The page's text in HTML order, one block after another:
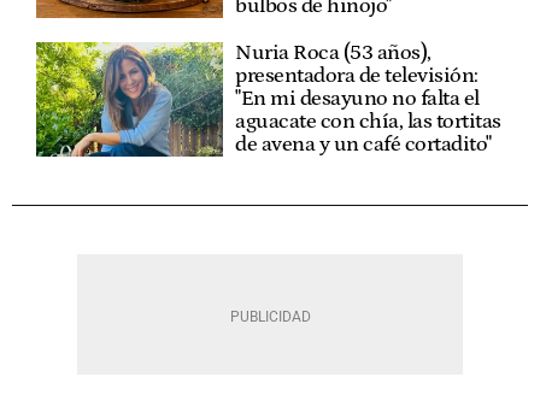
bulbos de hinojo"
Nuria Roca (53 años),
presentadora de televisión:
"En mi desayuno no falta el
aguacate con chía, las tortitas
de avena y un café cortadito"